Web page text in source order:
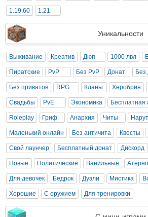
1.19.60 1.21
Уникальности
Выживание Креатив Дюп 1000 лвл
Пиратские PvP Без PvP Донат Без
Без приватов RPG Кланы Херобрин
Свадьбы PvE Экономика Бесплатная
Roleplay Гриф Анархия Читы
Маленький онлайн Без античита Квесты
Свой лаунчер Бесплатный донат Дискорд
Новые Политические Ванильные
Для девочек Бедрок Дуэли Мистика
Хорошие С оружием Для тренировки